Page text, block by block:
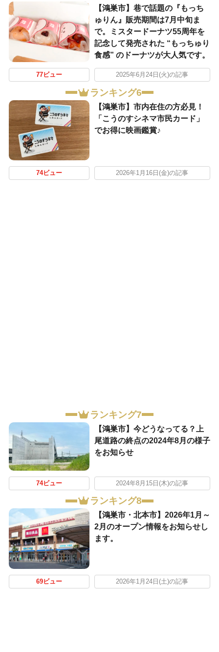
【鴻巣市】巷で話題の『もっち
ゅりん』販売期間は7月中旬ま
で。ミスタードーナツ55周年を
記念して発売された “もっちゅり
食感” のドーナツが大人気です。
77ビュー 2025年6月24日(火)の記事
ランキング6
【鴻巣市】市内在住の方必見！
「こうのすシネマ市民カード」
でお得に映画鑑賞♪
74ビュー 2026年1月16日(金)の記事
ランキング7
【鴻巣市】今どうなってる？上
尾道路の終点の2024年8月の様子
をお知らせ
74ビュー 2024年8月15日(木)の記事
ランキング8
【鴻巣市・北本市】2026年1月～
2月のオープン情報をお知らせし
ます。
69ビュー 2026年1月24日(土)の記事